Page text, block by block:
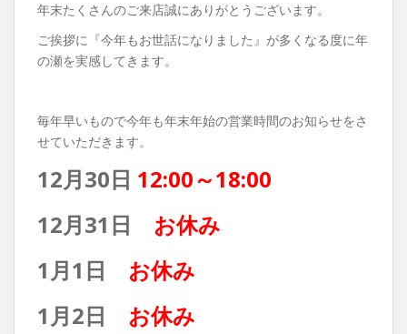
年末たくさんのご来店誠にありがとうございます。
ご挨拶に『今年もお世話になりました』が多くなる度に年
の瀬を実感してきます。
毎年早いもので今年も年末年始の営業時間のお知らせをさ
せていただきます。
12月30日 12:00～18:00
12月31日 お休み
1月1日 お休み
1月2日 お休み